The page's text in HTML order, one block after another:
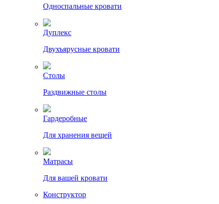
Односпальные кровати
Дуплекс
Двухъярусные кровати
Столы
Раздвижные столы
Гардеробные
Для хранения вещей
Матрасы
Для вашей кровати
Конструктор